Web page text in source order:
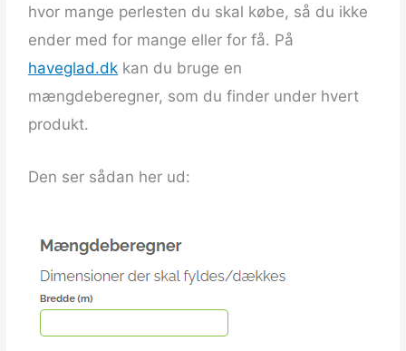
hvor mange perlesten du skal købe, så du ikke
ender med for mange eller for få. På
haveglad.dk kan du bruge en
mængdeberegner, som du finder under hvert
produkt.
Den ser sådan her ud: